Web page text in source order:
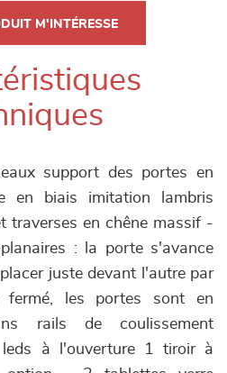
M'INTÉRESSE
support des portes en
en biais imitation lambris
traverses en chêne massif -
: la porte s'avance
juste devant l'autre par
fermé, les portes sont en
rails de coulissement
leds à l'ouverture 1 tiroir à